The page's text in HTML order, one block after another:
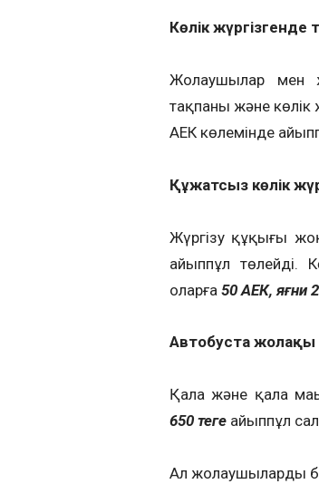
Көлік
Жолаушылар мен
тақпаны және көлік
АЕК көлемінде
Құжатсыз көлік
Жүргізу құқығы жоқ
айыппұл төлейді.
оларға 50 АЕК, яғни
Автобуста жолақы
Қала және қала
650 теңге айыппұл
Ал жолаушыларды